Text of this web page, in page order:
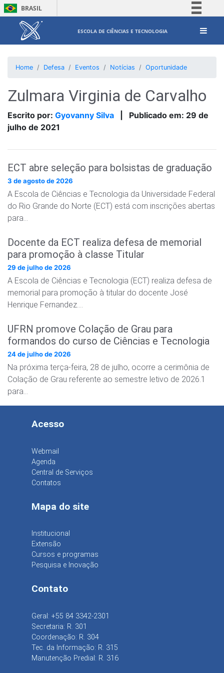
BRASIL
Acesso à informação
Canais
ESCOLA DE CIÊNCIAS E TECNOLOGIA
Home Defesa Eventos Notícias Oportunidade
Zulmara Virginia de Carvalho
Escrito por: Gyovanny Silva Publicado em: 29 de
julho de 2021
ECT abre seleção para bolsistas de graduação
3 de agosto de 2026
A Escola de Ciências e Tecnologia da Universidade Federal
do Rio Grande do Norte (ECT) está com inscrições abertas
para…
Docente da ECT realiza defesa de memorial
para promoção à classe Titular
29 de julho de 2026
A Escola de Ciências e Tecnologia (ECT) realiza defesa de
memorial para promoção à titular do docente José
Henrique Fernandez….
UFRN promove Colação de Grau para
formandos do curso de Ciências e Tecnologia
24 de julho de 2026
Na próxima terça-feira, 28 de julho, ocorre a cerimônia de
Colação de Grau referente ao semestre letivo de 2026.1
para…
Acesso
Webmail
Agenda
Central de Serviços
Contatos
Mapa do site
Institucional
Extensão
Cursos e programas
Pesquisa e Inovação
Contato
Geral: +55 84 3342-2301
Secretaria: R. 301
Coordenação: R. 304
Tec. da Informação: R. 315
Manutenção Predial: R. 316